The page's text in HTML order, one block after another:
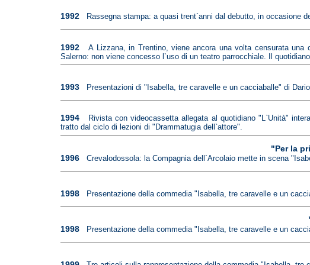
1992 Rassegna stampa: a quasi trent`anni dal debutto, in occasione
1992
A Lizzana, in Trentino, viene ancora una volta censurata
Salerno: non viene concesso l`uso di un teatro parrocchiale. Il
1993 Presentazioni di "Isabella, tre caravelle e un cacciaballe" di
1994
Rivista con videocassetta allegata al quotidiano "L`Unità"
tratto dal ciclo di lezioni di "Drammatugia dell`attore".
"Per la
1996
Crevalodossola: la Compagnia dell`Arcolaio mette in scena
1998
Presentazione della commedia "Isabella, tre caravelle e un
1998
Presentazione della commedia "Isabella, tre caravelle e un